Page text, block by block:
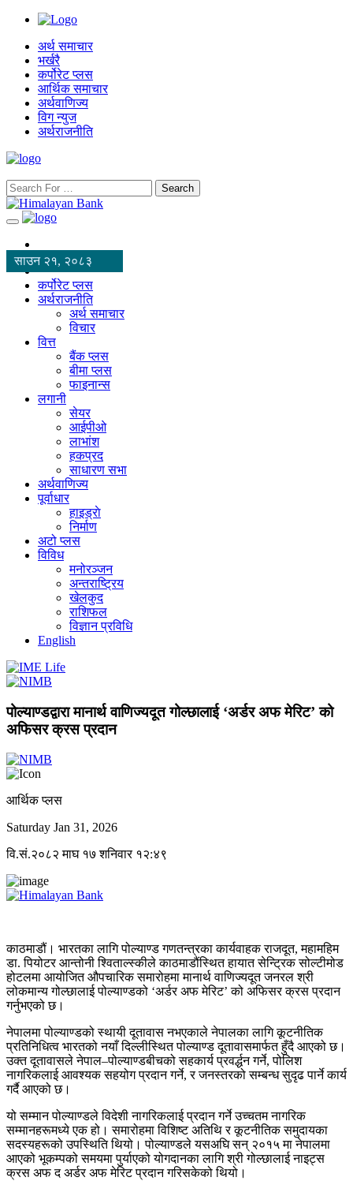
अर्थ समाचार
भर्खरै
कर्पोरेट प्लस
आर्थिक समाचार
अर्थवाणिज्य
विग न्युज
अर्थराजनीति
Search
साउन २१, २०८३
कर्पोरेट प्लस
अर्थराजनीति
अर्थ समाचार
विचार
वित्त
बैंक प्लस
बीमा प्लस
फाइनान्स
लगानी
सेयर
आईपीओ
लाभांश
हकप्रद
साधारण सभा
अर्थवाणिज्य
पूर्वाधार
हाइड्राे
निर्माण
अटो प्लस
विविध
मनोरञ्जन
अन्तराष्ट्रिय
खेलकुद
राशिफल
विज्ञान प्रविधि
English
पोल्याण्डद्वारा मानार्थ वाणिज्यदूत गोल्छालाई ‘अर्डर अफ मेरिट’ को
अफिसर क्रस प्रदान
आर्थिक प्लस
Saturday Jan 31, 2026
वि.सं.२०८२ माघ १७ शनिवार १२:४९
काठमाडौं। भारतका लागि पोल्याण्ड गणतन्त्रका कार्यवाहक राजदूत, महामहिम
डा. पियोटर आन्तोनी श्विताल्स्कीले काठमाडौंस्थित हायात सेन्ट्रिक सोल्टीमोड
होटलमा आयोजित औपचारिक समारोहमा मानार्थ वाणिज्यदूत जनरल श्री
लोकमान्य गोल्छालाई पोल्याण्डको ‘अर्डर अफ मेरिट’ को अफिसर क्रस प्रदान
गर्नुभएको छ।
नेपालमा पोल्याण्डको स्थायी दूतावास नभएकाले नेपालका लागि कूटनीतिक
प्रतिनिधित्व भारतको नयाँ दिल्लीस्थित पोल्याण्ड दूतावासमार्फत हुँदै आएको छ।
उक्त दूतावासले नेपाल–पोल्याण्डबीचको सहकार्य प्रवर्द्धन गर्ने, पोलिश
नागरिकलाई आवश्यक सहयोग प्रदान गर्ने, र जनस्तरको सम्बन्ध सुदृढ पार्ने कार्य
गर्दै आएको छ।
यो सम्मान पोल्याण्डले विदेशी नागरिकलाई प्रदान गर्ने उच्चतम नागरिक
सम्मानहरूमध्ये एक हो। समारोहमा विशिष्ट अतिथि र कूटनीतिक समुदायका
सदस्यहरूको उपस्थिति थियो। पोल्याण्डले यसअघि सन् २०१५ मा नेपालमा
आएको भूकम्पको समयमा पुर्याएको योगदानका लागि श्री गोल्छालाई नाइट्स
क्रस अफ द अर्डर अफ मेरिट प्रदान गरिसकेको थियो।